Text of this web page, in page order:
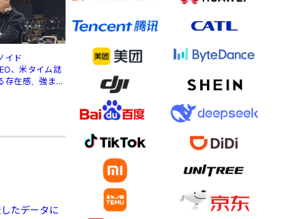
イド
、米タイム誌
在感、強まる
たデータに